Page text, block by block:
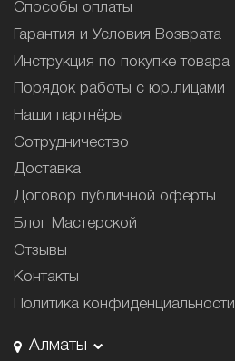
Способы оплаты
Гарантия и Условия Возврата
Инструкция по покупке товара
Порядок работы с юр.лицами
Наши партнёры
Сотрудничество
Доставка
Договор публичной оферты
Блог Мастерской
Отзывы
Контакты
Политика конфиденциальности
Алматы